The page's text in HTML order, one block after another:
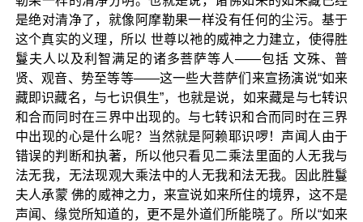
是绝对清净了，就像阿摩勒果一样没有任何的尘污。基于
这个真实的义理，所以 世尊以祂的威神之力建立，使得胜
鬘夫人以及利智满足的诸多菩萨等人——包括 文殊、普
贤、观音、势至等等——这一些大菩萨们来宣扬演说“如来
藏即识藏名，与七识俱生”，也就是说，如来藏是与七转识
和合而同时在三界中出现的。与七转识和合而同时在三界
中出现的心是什么呢？当然就是阿赖耶识啰！声闻人由于
错误的判断和执著，所以他只看见二乘法里面的人无我与
法无我，无法现观大乘法中的人无我和法无我。因此胜鬘
夫人承蒙 佛的威神之力，来宣说如来所住的境界，这不是
声闻、缘觉所知道的，更不是外道们所能晓了。所以“如来